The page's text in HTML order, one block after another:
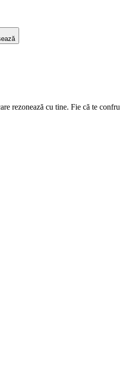
rezonează cu tine. Fie că te